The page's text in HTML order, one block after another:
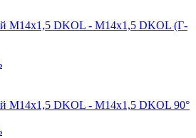
M14x1,5 DKOL - M14x1,5 DKOL (Г-
M14x1,5 DKOL - M14x1,5 DKOL 90°